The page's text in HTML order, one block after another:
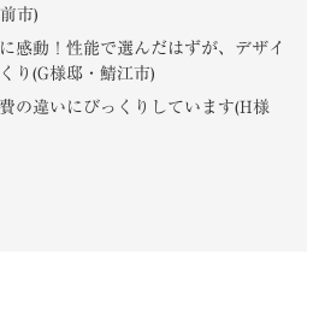
市)
感動！性能で選んだはずが、デザイ
り(G様邸・鯖江市)
の違いにびっくりしています(H様